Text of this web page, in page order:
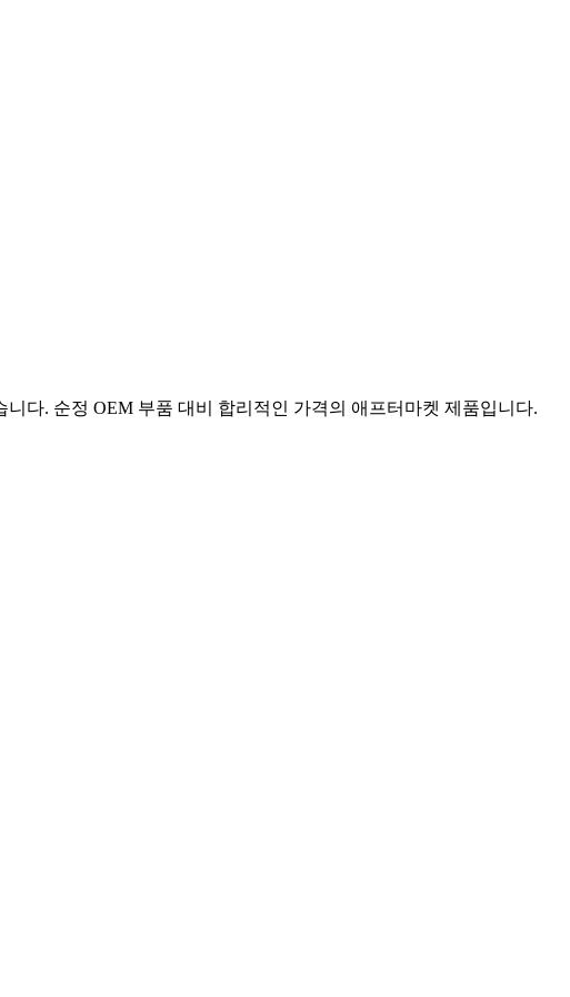
다. 순정 OEM 부품 대비 합리적인 가격의 애프터마켓 제품입니다.